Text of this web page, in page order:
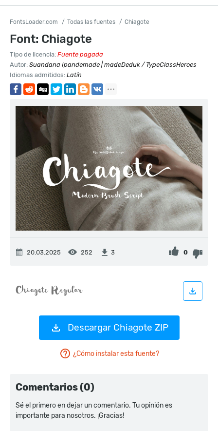
FontsLoader.com Todas las fuentes Chiagote
Font: Chiagote
Tipo de licencia: Fuente pagada
Autor: Suandana Ipandemade | madeDeduk / TypeClassHeroes
Idiomas admitidos: Latín
20.03.2025 252 3 0
Descargar Chiagote ZIP
¿Cómo instalar esta fuente?
Comentarios (0)
Sé el primero en dejar un comentario. Tu opinión es
importante para nosotros. ¡Gracias!